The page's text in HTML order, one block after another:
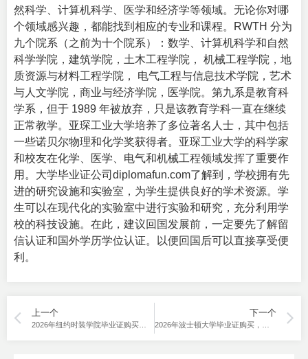
然科学、计算机科学、医学和经济学等领域。无论你对哪
个领域感兴趣，都能找到相应的专业和课程。RWTH 分为
九个院系（之前为十个院系）：数学、计算机科学和自然
科学学院，建筑学院，土木工程学院， 机械工程学院，地
质资源与材料工程学院， 电气工程与信息技术学院，艺术
与人文学院，商业与经济学院，医学院。第九系是教育科
学系，但于 1989 年被放弃，只是该教育学科一直在继续
正常教学。亚琛工业大学培养了多位著名人士，其中包括
一些诺贝尔物理和化学奖获得者。亚琛工业大学的科学家
和校友在化学、医学、电气和机械工程领域发挥了重要作
用。 大学毕业证公司diplomafun.com了解到，学校拥有先
进的研究设施和实验室，为学生提供良好的学术资源。学
生可以在现代化的实验室中进行实验和研究，充分利用学
校的科技设施。在此，建议回国发展前，一定要先了解留
信认证和国外学历学位认证。以便回国后可以直接享受便
利。
上一个 下一个